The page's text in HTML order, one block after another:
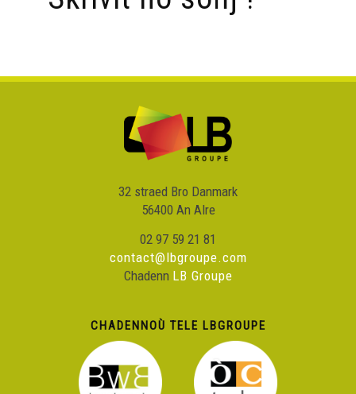
32 straed Bro Danmark
56400 An Alre
02 97 59 21 81
contact@lbgroupe.com
Chadenn LB Groupe
CHADENNOÙ TELE LBGROUPE